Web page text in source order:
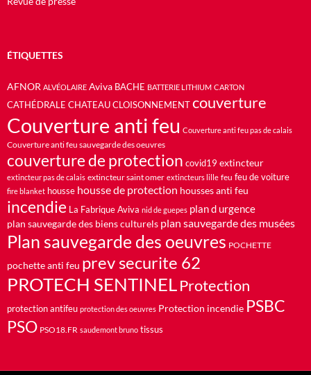
ÉTIQUETTES
AFNOR ALVÉOLAIRE Aviva BACHE BATTERIE LITHIUM CARTON
CATHÉDRALE CHATEAU CLOISONNEMENT couverture
Couverture anti feu Couverture anti feu pas de calais
Couverture anti feu sauvegarde des oeuvres
couverture de protection covid19 extincteur
extincteur pas de calais extincteur saint omer extincteurs lille feu feu de voiture
fire blanket housse housse de protection housses anti feu
incendie La Fabrique Aviva nid de guepes plan d urgence
plan sauvegarde des biens culturels plan sauvegarde des musées
Plan sauvegarde des oeuvres POCHETTE
pochette anti feu prev securite 62
PROTECH SENTINELProtection
protection antifeu protection des oeuvres Protection incendie PSBC
PSO PSO18.FR saudemont bruno tissus